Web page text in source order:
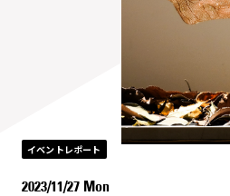
イベントレポート
2023/11/27 Mon